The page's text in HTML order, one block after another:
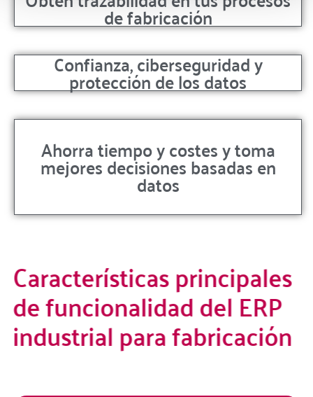
de fabricación
Confianza, ciberseguridad y
protección de los datos
Ahorra tiempo y costes y toma
mejores decisiones basadas en
datos
Características principales
de funcionalidad del ERP
industrial para fabricación